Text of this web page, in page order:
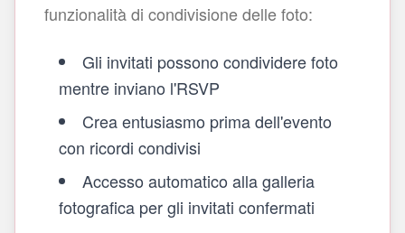
funzionalità di condivisione delle foto:
Gli invitati possono condividere foto
mentre inviano l'RSVP
Crea entusiasmo prima dell'evento
con ricordi condivisi
Accesso automatico alla galleria
fotografica per gli invitati confermati